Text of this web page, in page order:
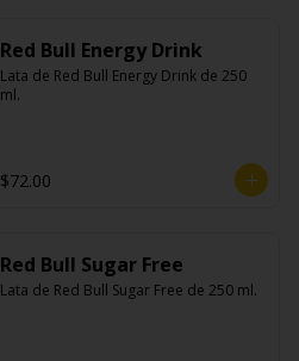
Red Bull Energy Drink
Lata de Red Bull Energy Drink de 250
ml.
$72.00
Red Bull Sugar Free
Lata de Red Bull Sugar Free de 250 ml.